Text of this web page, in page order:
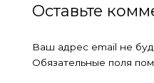
Оставьте
Ваш адрес email не
Обязательные поля